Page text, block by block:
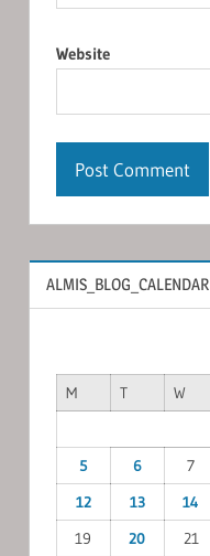
Website
ALMIS_BLOG_CALENDAR
M T W
5
6 7
12
13 14
19
20 21